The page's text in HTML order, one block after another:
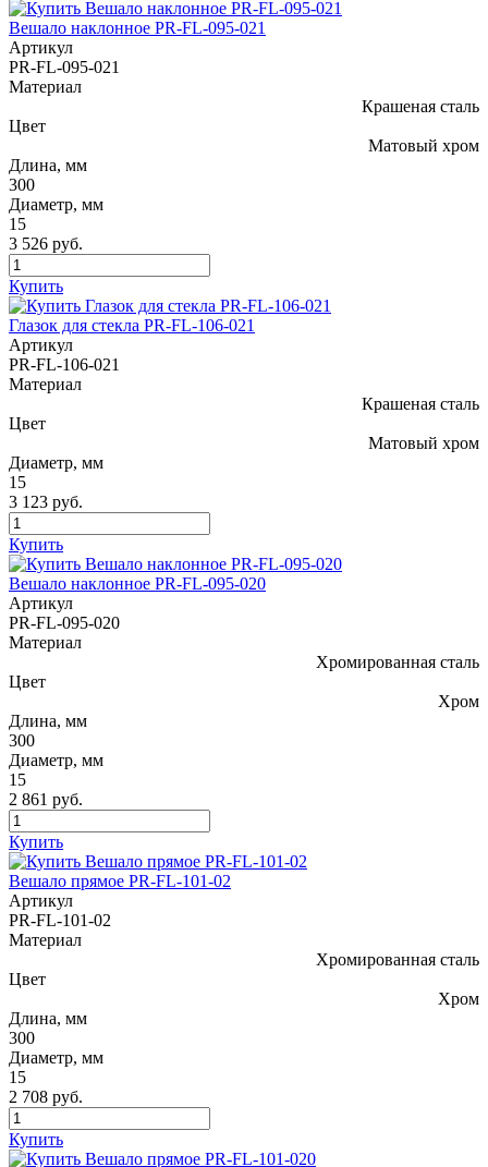
Вешало наклонное PR-FL-095-021
Артикул
PR-FL-095-021
Материал
Крашеная сталь
Цвет
Матовый хром
Длина, мм
300
Диаметр, мм
15
3 526 руб.
Купить
Глазок для стекла PR-FL-106-021
Артикул
PR-FL-106-021
Материал
Крашеная сталь
Цвет
Матовый хром
Диаметр, мм
15
3 123 руб.
Купить
Вешало наклонное PR-FL-095-020
Артикул
PR-FL-095-020
Материал
Хромированная сталь
Цвет
Хром
Длина, мм
300
Диаметр, мм
15
2 861 руб.
Купить
Вешало прямое PR-FL-101-02
Артикул
PR-FL-101-02
Материал
Хромированная сталь
Цвет
Хром
Длина, мм
300
Диаметр, мм
15
2 708 руб.
Купить